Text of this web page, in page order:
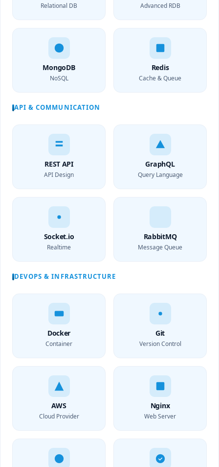
Relational DB Advanced RDB
MongoDB
NoSQL
Redis
Cache & Queue
API & COMMUNICATION
REST API
API Design
GraphQL
Query Language
Socket.io
Realtime
RabbitMQ
Message Queue
DEVOPS & INFRASTRUCTURE
Docker
Container
Git
Version Control
AWS
Cloud Provider
Nginx
Web Server